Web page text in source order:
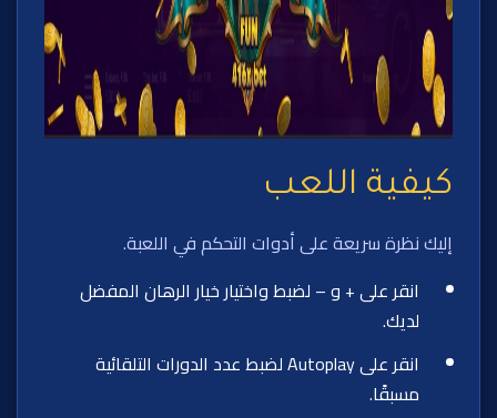
كيفية اللعب
إليك نظرة سريعة على أدوات التحكم في اللعبة.
انقر على + و – لضبط واختيار خيار الرهان المفضل
لديك.
انقر على Autoplay لضبط عدد الدورات التلقائية
مسبقًا.